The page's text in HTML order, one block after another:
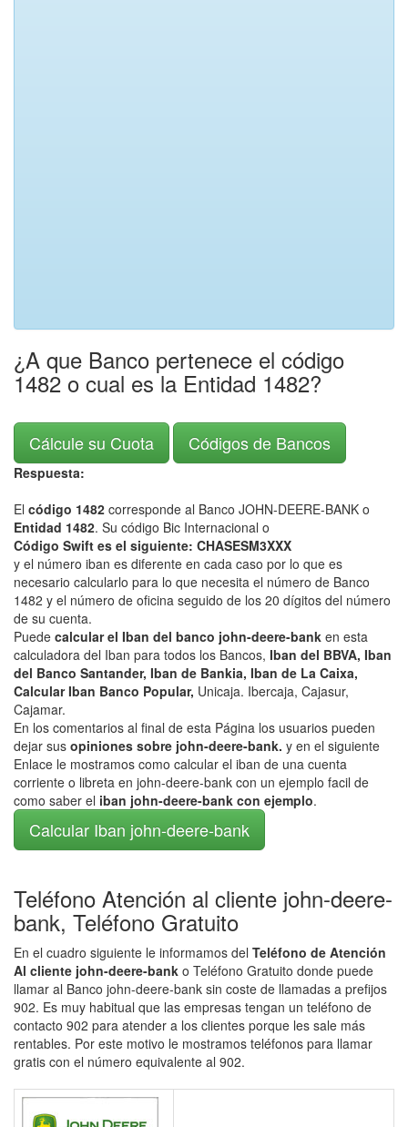
¿A que Banco pertenece el código
1482 o cual es la Entidad 1482?
Cálcule su Cuota Códigos de Bancos
Respuesta:
El código 1482 corresponde al Banco JOHN-DEERE-BANK o
Entidad 1482. Su código Bic Internacional o
Código Swift es el siguiente: CHASESM3XXX
y el número iban es diferente en cada caso por lo que es
necesario calcularlo para lo que necesita el número de Banco
1482 y el número de oficina seguido de los 20 dígitos del número
de su cuenta.
Puede calcular el Iban del banco john-deere-bank en esta
calculadora del Iban para todos los Bancos, Iban del BBVA, Iban
del Banco Santander, Iban de Bankia, Iban de La Caixa,
Calcular Iban Banco Popular, Unicaja. Ibercaja, Cajasur,
Cajamar.
En los comentarios al final de esta Página los usuarios pueden
dejar sus opiniones sobre john-deere-bank. y en el siguiente
Enlace le mostramos como calcular el iban de una cuenta
corriente o libreta en john-deere-bank con un ejemplo facil de
como saber el iban john-deere-bank con ejemplo.
Calcular Iban john-deere-bank
Teléfono Atención al cliente john-deere-
bank, Teléfono Gratuito
En el cuadro siguiente le informamos del Teléfono de Atención
Al cliente john-deere-bank o Teléfono Gratuito donde puede
llamar al Banco john-deere-bank sin coste de llamadas a prefijos
902. Es muy habitual que las empresas tengan un teléfono de
contacto 902 para atender a los clientes porque les sale más
rentables. Por este motivo le mostramos teléfonos para llamar
gratis con el número equivalente al 902.